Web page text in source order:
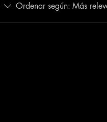
Ordenar según: Más